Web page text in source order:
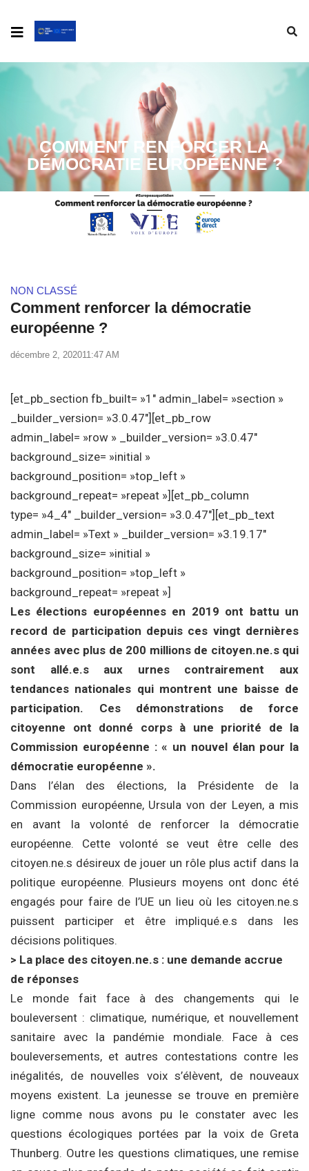
COMMENT RENFORCER LA
DÉMOCRATIE EUROPÉENNE ?
NON CLASSÉ
Comment renforcer la démocratie
européenne ?
décembre 2, 202011:47 AM
[et_pb_section fb_built= »1″ admin_label= »section »
_builder_version= »3.0.47″][et_pb_row
admin_label= »row » _builder_version= »3.0.47″
background_size= »initial »
background_position= »top_left »
background_repeat= »repeat »][et_pb_column
type= »4_4″ _builder_version= »3.0.47″][et_pb_text
admin_label= »Text » _builder_version= »3.19.17″
background_size= »initial »
background_position= »top_left »
background_repeat= »repeat »]
Les élections européennes en 2019 ont battu un
record de participation depuis ces vingt dernières
années avec plus de 200 millions de citoyen.ne.s qui
sont allé.e.s aux urnes contrairement aux
tendances nationales qui montrent une baisse de
participation. Ces démonstrations de force
citoyenne ont donné corps à une priorité de la
Commission européenne : « un nouvel élan pour la
démocratie européenne ».
Dans l’élan des élections, la Présidente de la
Commission européenne, Ursula von der Leyen, a mis
en avant la volonté de renforcer la démocratie
européenne. Cette volonté se veut être celle des
citoyen.ne.s désireux de jouer un rôle plus actif dans la
politique européenne. Plusieurs moyens ont donc été
engagés pour faire de l’UE un lieu où les citoyen.ne.s
puissent participer et être impliqué.e.s dans les
décisions politiques.
> La place des citoyen.ne.s : une demande accrue
de réponses
Le monde fait face à des changements qui le
bouleversent : climatique, numérique, et nouvellement
sanitaire avec la pandémie mondiale. Face à ces
bouleversements, et autres contestations contre les
inégalités, de nouvelles voix s’élèvent, de nouveaux
moyens existent. La jeunesse se trouve en première
ligne comme nous avons pu le constater avec les
questions écologiques portées par la voix de Greta
Thunberg. Outre les questions climatiques, une remise